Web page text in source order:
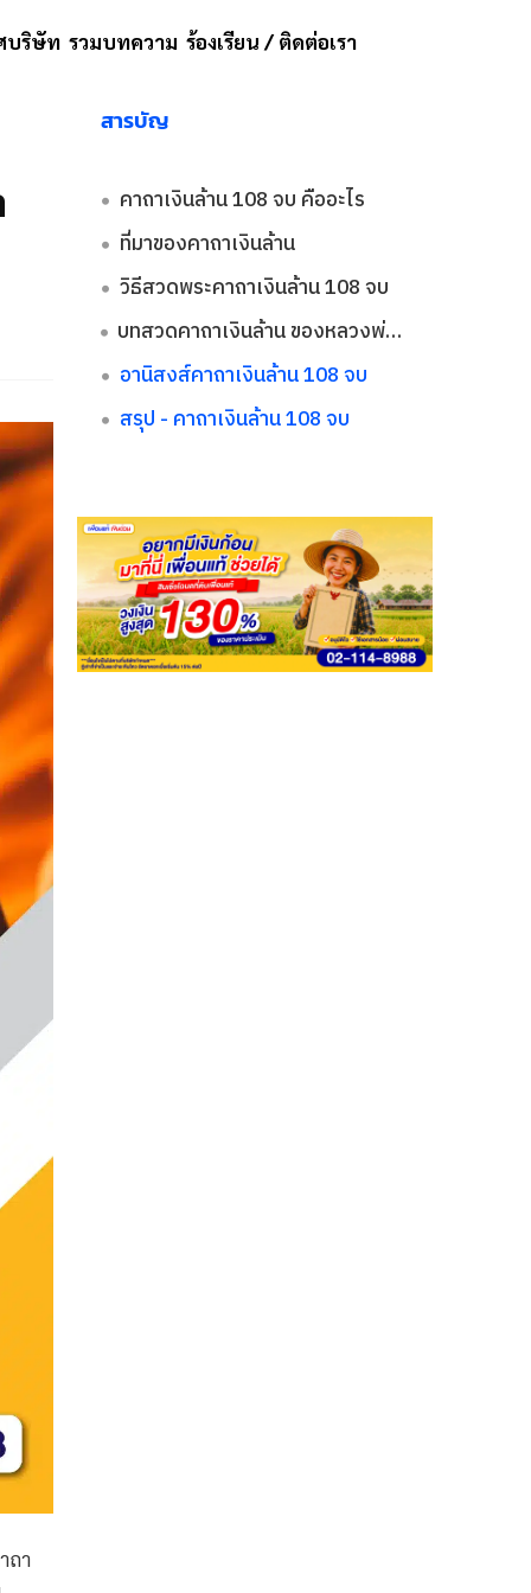
บริษัท รวมบทความ ร้องเรียน / ติดต่อเรา
ถา
สารบัญ
คาถาเงินล้าน 108 จบ คืออะไร
ที่มาของคาถาเงินล้าน
วิธีสวดพระคาถาเงินล้าน 108 จบ
บทสวดคาถาเงินล้าน ของหลวงพ่อฤาษีลิงดำ วัดท่าซุง จ.อุทัยธานี
อานิสงส์คาถาเงินล้าน 108 จบ
สรุป - คาถาเงินล้าน 108 จบ